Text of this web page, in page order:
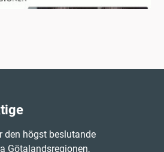
den högst beslutande
Götalandsregionen,